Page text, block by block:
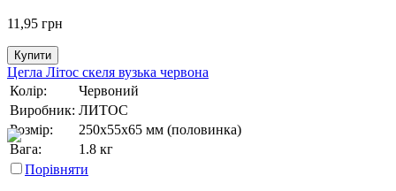
11,95 грн
Купити
Цегла Літос скеля вузька червона
Колір:
Червоний
Виробник: ЛИТОС
Розмір:
250х55х65 мм (половинка)
Вага:
1.8 кг
Порівняти